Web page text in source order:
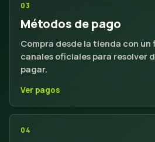
03
Métodos de pago
Compra desde la tienda con un
canales oficiales para resolver
pagar.
Ver pagos
04